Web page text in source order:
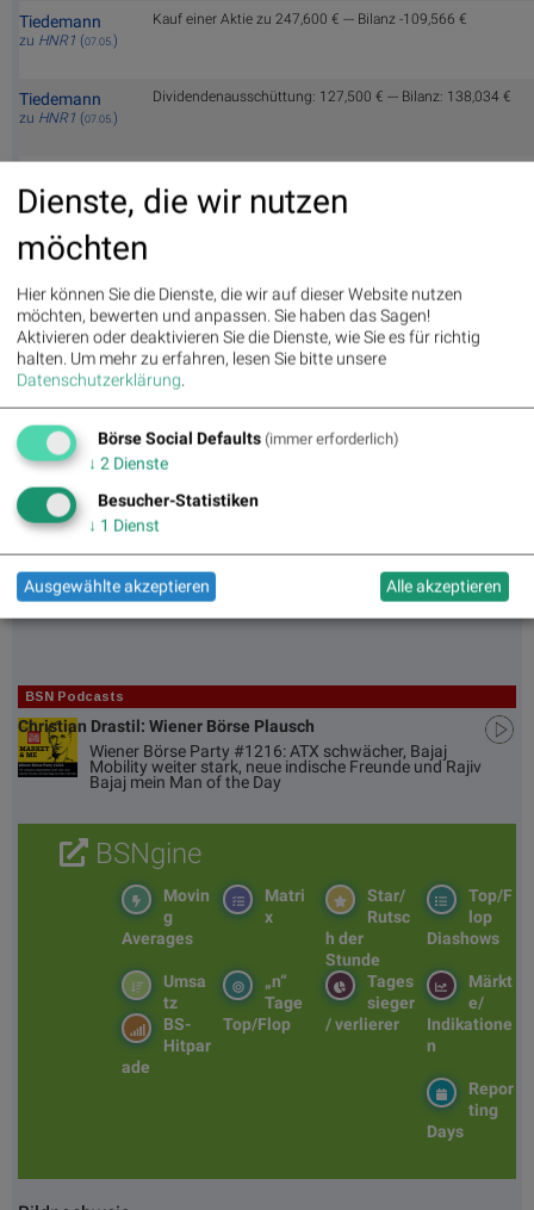
Tiedemann
zu HNR1 (07.05.)
Kauf einer Aktie zu 247,600 € --- Bilanz -109,566 €
Tiedemann
zu HNR1 (07.05.)
Dividendenausschüttung: 127,500 € --- Bilanz: 138,034 €
zu HNR1(07.05.)
rabe5976
regelmäßig gezahlt und wurde nicht gesenkt. Für die
Dividenerhöhung 22,70 % und für die letzten 10 Jahre
Kerninvestment meines wikifolios „Europa Dividenden
(https://www.wikifolio.com/de/de/w/wf20211012)
zu HNR1( 07.05.)
Dividendenzahlung von 255,00 Euro.
aleta123
zuHNR1(05.05.)
HNR1
BSN Podcasts
Christian Drastil: Wiener Börse Plausch
Wiener Börse Party #1216: ATX schwächer, Bajaj
Mobility weiter stark, neue indische Freunde und Rajiv
Bajaj mein Man of the Day
BSNgine
Top/F
lop
Diashows
Star/
Rutsc
h der
Stunde
Matri
x
Movin
g
Averages
Märkt
e/
Indikatione
n
Tages
sieger
/ verlierer
„n“
Tage
Top/Flop
Umsa
tz
BS-
Hitpar
ade
Repor
ting
Days
Dienste, die wir nutzen
möchten
Hier können Sie die Dienste, die wir auf dieser Website nutzen
möchten, bewerten und anpassen. Sie haben das Sagen!
Aktivieren oder deaktivieren Sie die Dienste, wie Sie es für richtig
halten. Um mehr zu erfahren, lesen Sie bitte unsere
Datenschutzerklärung.
Börse Social Defaults (immer erforderlich)
↓ 2 Dienste
Besucher-Statistiken
↓ 1 Dienst
Ausgewählte akzeptieren Alle akzeptieren